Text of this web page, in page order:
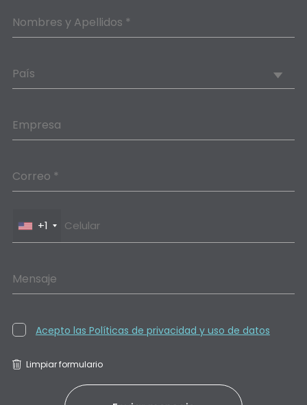
Nombres y Apellidos *
País
Empresa
Correo *
+1
Mensaje
Acepto las Políticas de privacidad y uso de datos
Limpiar formulario